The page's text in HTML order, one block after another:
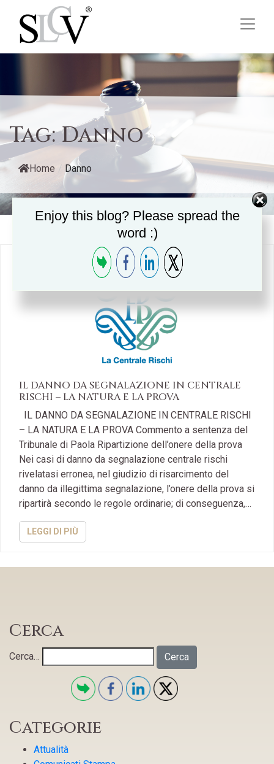
Tag:Danno
Home / Danno
IL DANNO DA SEGNALAZIONE IN CENTRALE
RISCHI – LA NATURA E LA PROVA
IL DANNO DA SEGNALAZIONE IN CENTRALE RISCHI
– LA NATURA E LA PROVA Commento a sentenza del
Tribunale di Paola Ripartizione dell’onere della prova
Nei casi di danno da segnalazione centrale rischi
rivelatasi erronea, nel giudizio di risarcimento del
danno da illegittima segnalazione, l’onere della prova si
ripartirà secondo le regole ordinarie; di conseguenza,…
LEGGI DI PIÙ
Cerca
Cerca…
Categorie
Attualità
Enjoy this blog? Please spread the
word :)